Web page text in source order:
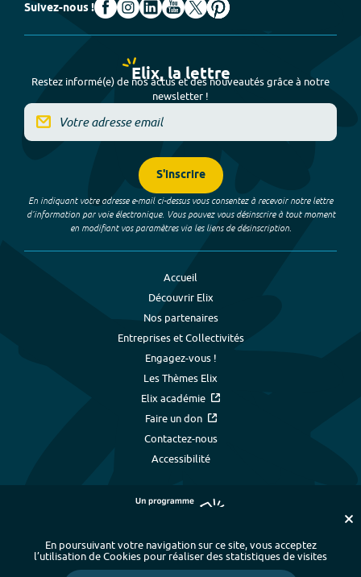
Suivez-nous !
Elix, la lettre
Restez informé(e) de nos actus et des nouveautés grâce à notre
newsletter !
S'inscrire
En indiquant votre adresse e-mail ci-dessus vous consentez à recevoir notre lettre
d’information par voie électronique. Vous pouvez vous désinscrire à tout moment
en modifiant vos paramètres via les liens de désinscription.
Accueil
Découvrir Elix
Nos partenaires
Entreprises et Collectivités
Engagez-vous !
Les Thèmes Elix
Elix académie
Faire un don
Contactez-nous
Accessibilité
Plan du site - Index alphabétique -
En poursuivant votre navigation sur ce site, vous acceptez
l’utilisation de Cookies pour réaliser des statistiques de visites